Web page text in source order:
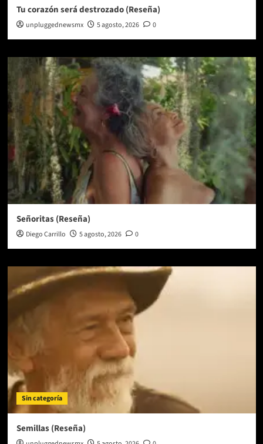
Tu corazón será destrozado (Reseña)
unpluggednewsmx 5 agosto, 2026 0
Señoritas (Reseña)
Diego Carrillo 5 agosto, 2026 0
Sin categoría
Semillas (Reseña)